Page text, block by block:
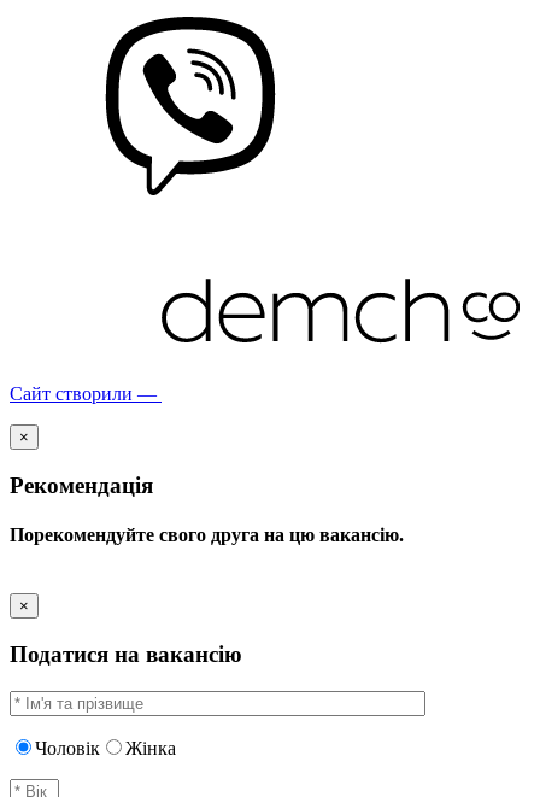
Сайт створили —
×
Рекомендація
Порекомендуйте свого друга на цю вакансію.
×
Податися на вакансію
Чоловік Жінка